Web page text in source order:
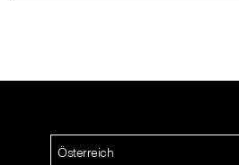
Österreich